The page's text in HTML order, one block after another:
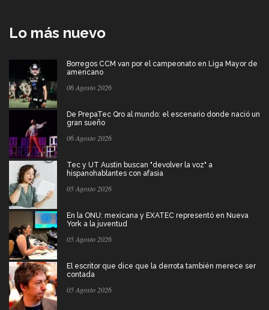
Lo más nuevo
Borregos CCM van por el campeonato en Liga Mayor de
americano
06 Agosto 2026
De PrepaTec Qro al mundo: el escenario donde nació un
gran sueño
06 Agosto 2026
Tec y UT Austin buscan "devolver la voz" a
hispanohablantes con afasia
05 Agosto 2026
En la ONU: mexicana y EXATEC representó en Nueva
York a la juventud
05 Agosto 2026
El escritor que dice que la derrota también merece ser
contada
05 Agosto 2026